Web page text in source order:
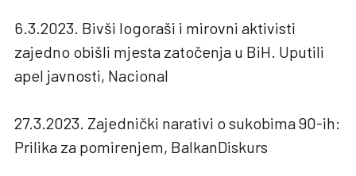
6.3.2023. Bivši logoraši i mirovni aktivisti
zajedno obišli mjesta zatočenja u BiH. Uputili
apel javnosti, Nacional
27.3.2023. Zajednički narativi o sukobima 90-ih:
Prilika za pomirenjem, BalkanDiskurs